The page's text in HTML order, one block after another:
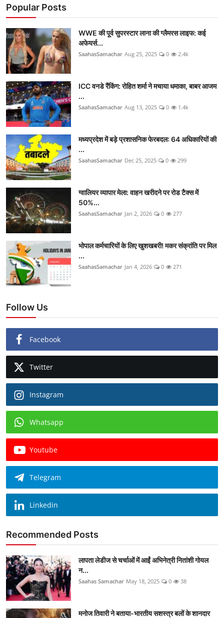
Popular Posts
WWE की पूर्व सुपरस्टार लाना की ग्लैमरस लाइफ: कई
अफेयर्स...
SaahasSamachar Aug 25, 2025 0 2.4k
ICC वनडे रैंकिंग: रोहित शर्मा ने मचाया धमाका, बाबर आजम
...
SaahasSamachar Aug 13, 2025 0 1.4k
मध्यप्रदेश में बड़े प्रशासनिक फेरबदल: 64 अधिकारियों की
...
SaahasSamachar Dec 25, 2025 0 299
ग्वालियर व्यापार मेला: वाहन खरीदने पर रोड टैक्स में
50%...
SaahasSamachar Jan 2, 2026 0 277
भोपाल कर्मचारियों के लिए खुशखबरी! मकर संक्रांति पर मिल
...
SaahasSamachar Jan 4, 2026 0 271
Follow Us
Facebook
Twitter
Instagram
Whatsapp
Youtube
Telegram
Linkedin
Recommended Posts
लापता लेडीज से चर्चाओं में आईं अभिनेत्री नितांशी गोयल
न...
Saahas Samachar May 18, 2025 0 38
मनोज तिवारी ने बताया-भारतीय सशस्त्र बलों के शानदार